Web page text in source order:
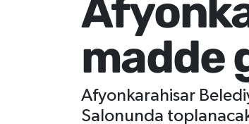
madde
Afyonkarahisar
Salonunda
Ekonomi